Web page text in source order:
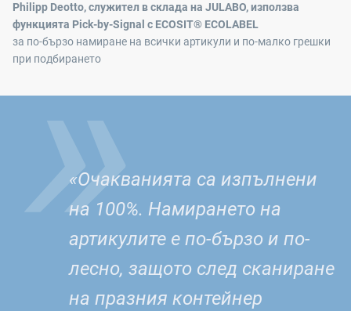
Philipp Deotto, служител в склада на JULABO, използва
функцията Pick-by-Signal с ECOSIT® ECOLABEL
за по-бързо намиране на всички артикули и по-малко грешки
при подбирането
«Очакванията са изпълнени
на 100%. Намирането на
артикулите е по-бързо и по-
лесно, защото след сканиране
на празния контейнер
»